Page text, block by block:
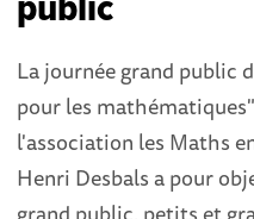
La journée grand public
pour les
l'association les Maths
Henri Desbals a pour